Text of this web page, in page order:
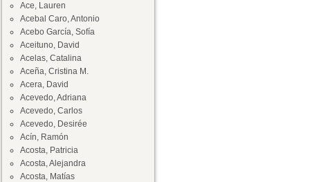
Ace, Lauren
Acebal Caro, Antonio
Acebo García, Sofía
Aceituno, David
Acelas, Catalina
Aceña, Cristina M.
Acera, David
Acevedo, Adriana
Acevedo, Carlos
Acevedo, Desirée
Acín, Ramón
Acosta, Patricia
Acosta, Alejandra
Acosta, Matías